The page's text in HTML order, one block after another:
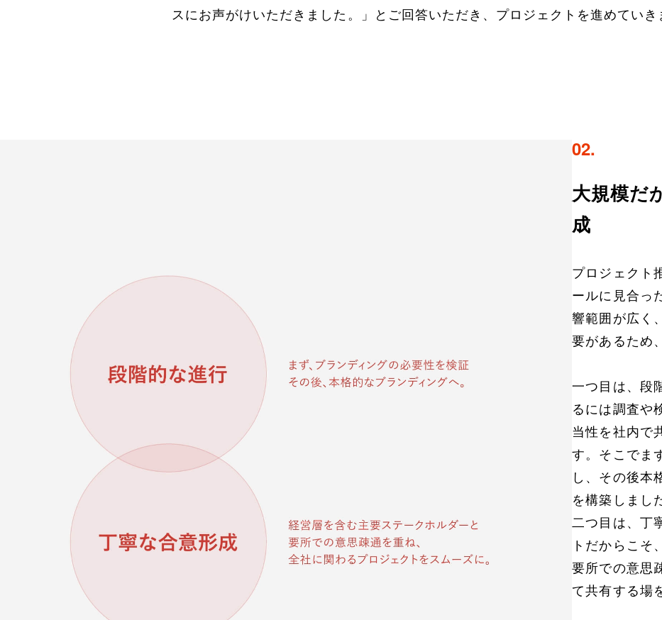
スにお声がけいただきました。」とご回答いただき、プロジェクトを進めていき
02.
大規模だ
成
プロジェクト
ールに見合っ
響範囲が広く
要があるため
一つ目は、段
るには調査や
当性を社内で
す。そこでま
し、その後本
を構築しまし
二つ目は、丁
トだからこそ
要所での意思
て共有する場